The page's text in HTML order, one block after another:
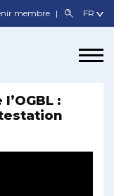
membre
: